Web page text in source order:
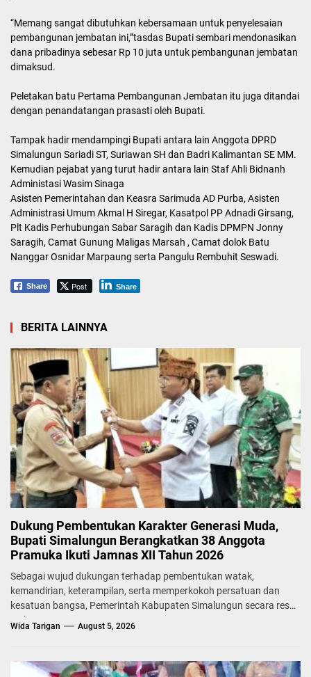
“Memang sangat dibutuhkan kebersamaan untuk penyelesaian
pembangunan jembatan ini,”tasdas Bupati sembari mendonasikan
dana pribadinya sebesar Rp 10 juta untuk pembangunan jembatan
dimaksud.
Peletakan batu Pertama Pembangunan Jembatan itu juga ditandai
dengan penandatangan prasasti oleh Bupati.
Tampak hadir mendampingi Bupati antara lain Anggota DPRD
Simalungun Sariadi ST, Suriawan SH dan Badri Kalimantan SE MM.
Kemudian pejabat yang turut hadir antara lain Staf Ahli Bidnanh
Administasi Wasim Sinaga
Asisten Pemerintahan dan Keasra Sarimuda AD Purba, Asisten
Administrasi Umum Akmal H Siregar, Kasatpol PP Adnadi Girsang,
Plt Kadis Perhubungan Sabar Saragih dan Kadis DPMPN Jonny
Saragih, Camat Gunung Maligas Marsah , Camat dolok Batu
Nanggar Osnidar Marpaung serta Pangulu Rembuhit Seswadi.
Share Post Share
BERITA LAINNYA
Dukung Pembentukan Karakter Generasi Muda,
Bupati Simalungun Berangkatkan 38 Anggota
Pramuka Ikuti Jamnas XII Tahun 2026
Sebagai wujud dukungan terhadap pembentukan watak,
kemandirian, keterampilan, serta memperkokoh persatuan dan
kesatuan bangsa, Pemerintah Kabupaten Simalungun secara resmi
melepas...
Wida Tarigan August 5, 2026